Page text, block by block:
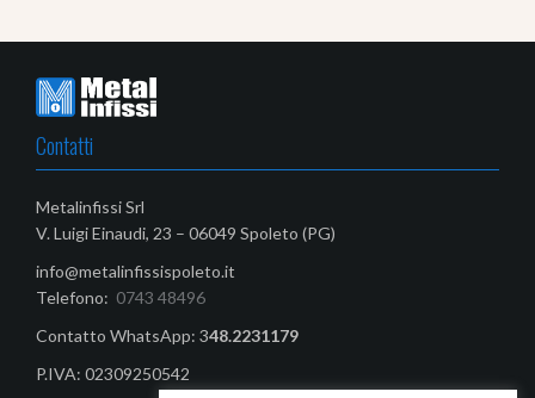
Contatti
Metalinfissi Srl
V. Luigi Einaudi, 23 – 06049 Spoleto (PG)
info@metalinfissispoleto.it
Telefono: 0743 48496
Contatto WhatsApp: 348.2231179‬
P.IVA: 02309250542